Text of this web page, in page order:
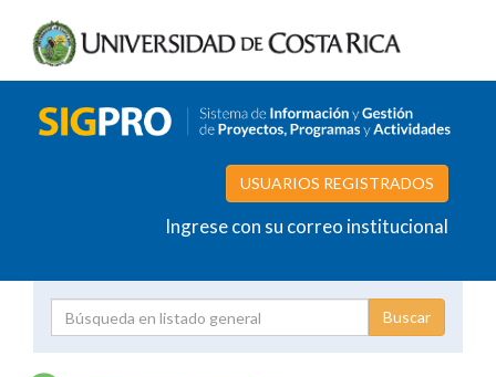
USUARIOS REGISTRADOS
Ingrese con su correo institucional